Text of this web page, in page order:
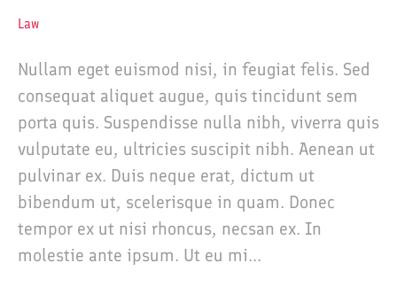
Law
Nullam eget euismod nisi, in feugiat felis. Sed
consequat aliquet augue, quis tincidunt sem
porta quis. Suspendisse nulla nibh, viverra quis
vulputate eu, ultricies suscipit nibh. Aenean ut
pulvinar ex. Duis neque erat, dictum ut
bibendum ut, scelerisque in quam. Donec
tempor ex ut nisi rhoncus, necsan ex. In
molestie ante ipsum. Ut eu mi...